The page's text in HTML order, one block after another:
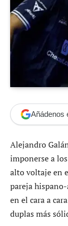
Añádenos
Alejandro
imponerse a
alto voltaje en
pareja
en el cara a
duplas más